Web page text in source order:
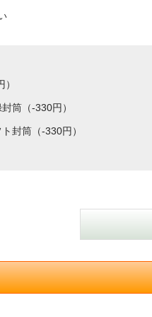
筒（-330円）
封筒（-330円）